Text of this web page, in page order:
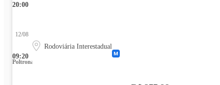
20:00
09:20
12/08
Rodoviária Interestadual
Poltrona